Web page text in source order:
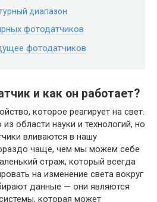
диапазон
фотодатчиков
фотодатчиков
и как он работает?
которое реагирует на свет.
области науки и технологий, но
вливаются в нашу
чаще, чем мы можем себе
страж, который всегда
на изменение света вокруг
данные — они являются
которая может